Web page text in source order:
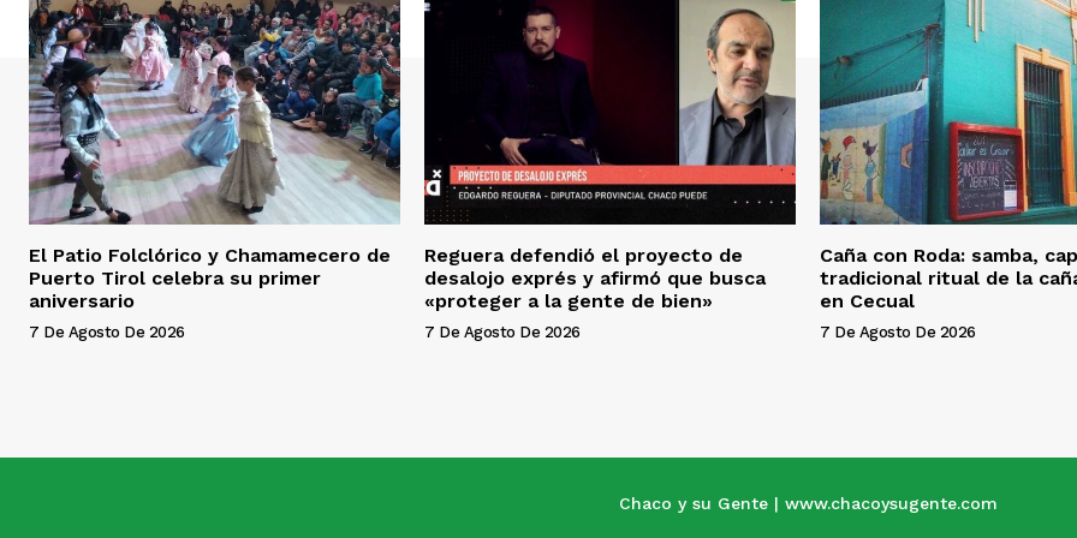
El Patio Folclórico y Chamamecero de
Puerto Tirol celebra su primer
aniversario
7 De Agosto De 2026
Reguera defendió el proyecto de
desalojo exprés y afirmó que busca
«proteger a la gente de bien»
7 De Agosto De 2026
Caña con Roda: samba,
tradicional ritual de la
en Cecual
7 De Agosto De 2026
Chaco y su Gente | www.chacoysugente.com